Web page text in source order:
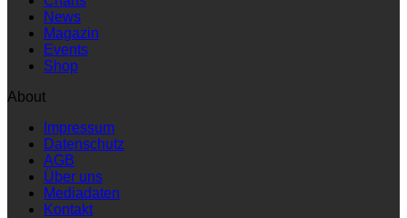
News
Magazin
Events
Shop
About
Impressum
Datenschutz
AGB
Über uns
Mediadaten
Kontakt